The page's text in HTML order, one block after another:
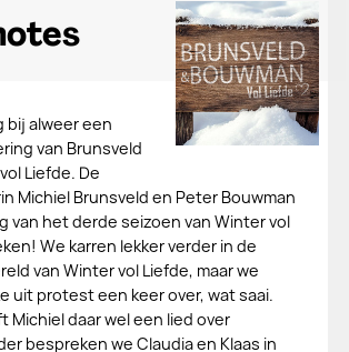
bij alweer een
van Brunsveld
Liefde. De
Michiel Brunsveld en Peter Bouwman
van het derde seizoen van Winter vol
We karren lekker verder in de
van Winter vol Liefde, maar we
uit protest een keer over, wat saai.
Michiel daar wel een lied over
bespreken we Claudia en Klaas in